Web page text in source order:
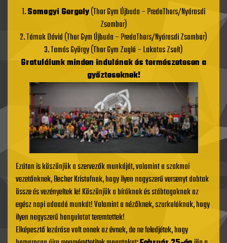
1.Somogyi Gergely(Thor Gym Újbuda – PredaThors/Nyárasdi
Zsombor)
2. Tárnok Dávid (Thor Gym Újbuda – PredaThors/Nyárasdi Zsombor)
3. Tamás György (Thor Gym Zugló – Lakatos Zsolt)
Gratulálunk minden indulónak és természetesen a
győzteseknek!
Ezúton is köszönjük a szervezők munkáját, valamint a szakmai
vezetőnknek, Becher Kristofnak, hogy ilyen nagyszerű versenyt dobtak
össze és vezényeltek le! Köszönjük a bíróknak és stábtagoknak az
egész napi odaadó munkát! Valamint a nézőknek, szurkolóknak, hogy
ilyen nagyszerű hangulatot teremtettek!
Elképesztő lezárása volt ennek az évnek, de ne feledjétek, hogy